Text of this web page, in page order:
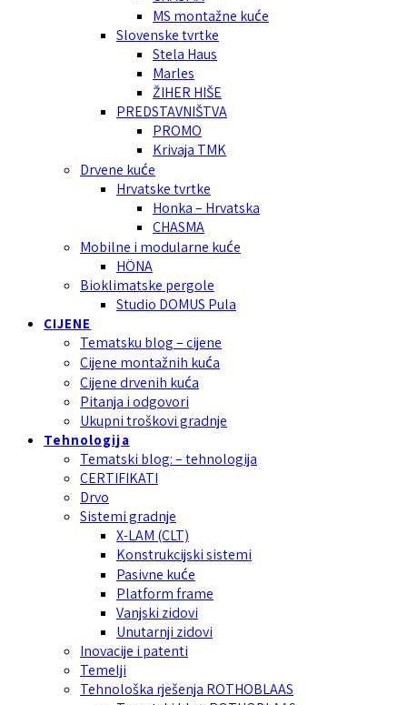
MS montažne kuće
Slovenske tvrtke
Stela Haus
Marles
ŽIHER HIŠE
PREDSTAVNIŠTVA
PROMO
Krivaja TMK
Drvene kuće
Hrvatske tvrtke
Honka – Hrvatska
CHASMA
Mobilne i modularne kuće
HÖNA
Bioklimatske pergole
Studio DOMUS Pula
CIJENE
Tematsku blog – cijene
Cijene montažnih kuća
Cijene drvenih kuća
Pitanja i odgovori
Ukupni troškovi gradnje
Tehnologija
Tematski blog: – tehnologija
CERTIFIKATI
Drvo
Sistemi gradnje
X-LAM (CLT)
Konstrukcijski sistemi
Pasivne kuće
Platform frame
Vanjski zidovi
Unutarnji zidovi
Inovacije i patenti
Temelji
Tehnološka rješenja ROTHOBLAAS